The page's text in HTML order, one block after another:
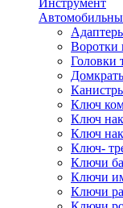
Инструмент
Воротки
Головки
Ключ
Ключ
Ключ
Ключ-
Ключи
Ключи
Ключи